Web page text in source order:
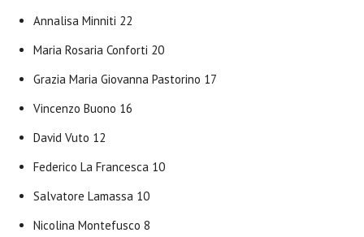
Annalisa Minniti 22
Maria Rosaria Conforti 20
Grazia Maria Giovanna Pastorino 17
Vincenzo Buono 16
David Vuto 12
Federico La Francesca 10
Salvatore Lamassa 10
Nicolina Montefusco 8